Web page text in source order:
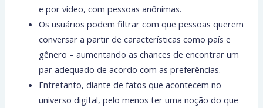
e por vídeo, com pessoas anônimas.
Os usuários podem filtrar com que pessoas querem
conversar a partir de características como país e
gênero – aumentando as chances de encontrar um
par adequado de acordo com as preferências.
Entretanto, diante de fatos que acontecem no
universo digital, pelo menos ter uma noção do que